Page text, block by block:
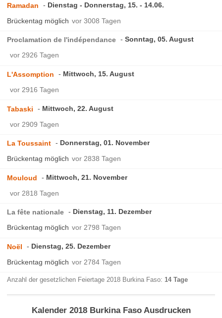
Ramadan
Dienstag - Donnerstag, 15. - 14.06.
Brückentag möglich vor 3008 Tagen
Proclamation de l'indépendance
Sonntag, 05. August
vor 2926 Tagen
L'Assomption
Mittwoch, 15. August
vor 2916 Tagen
Tabaski
Mittwoch, 22. August
vor 2909 Tagen
La Toussaint
Donnerstag, 01. November
Brückentag möglich vor 2838 Tagen
Mouloud
Mittwoch, 21. November
vor 2818 Tagen
La fête nationale
Dienstag, 11. Dezember
Brückentag möglich vor 2798 Tagen
Noël
Dienstag, 25. Dezember
Brückentag möglich vor 2784 Tagen
Anzahl der gesetzlichen Feiertage 2018 Burkina Faso:14 Tage
Kalender 2018 Burkina Faso Ausdrucken